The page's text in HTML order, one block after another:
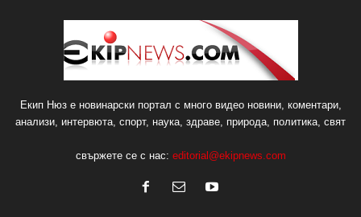
Екип Нюз е новинарски портал с много видео новини, коментари,
анализи, интервюта, спорт, наука, здраве, природа, политика, свят
свържете се с нас: editorial@ekipnews.com